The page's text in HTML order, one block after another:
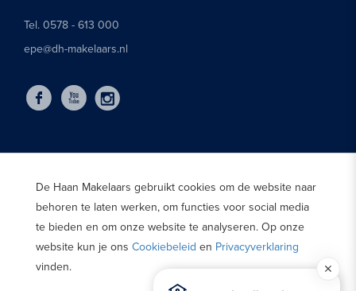
De Haan Makelaars gebruikt cookies om de website naar
behoren te laten werken, om functies voor social media
te bieden en om onze website te analyseren. Op onze
website kun je ons Cookiebeleid en Privacyverklaring
vinden.
Tel. 0578 - 613 000
epe@dh-makelaars.nl
© 2025 De Haan Makelaars |